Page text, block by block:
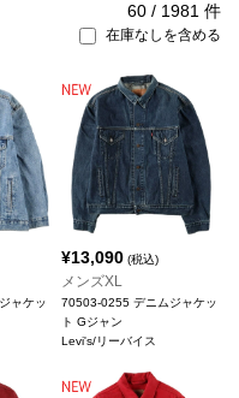
60 / 1981 件
在庫なしを含める
ャケッ
¥13,090 (税込)
メンズXL
70503-0255 デニムジャケッ
ト Gジャン
Levi's/リーバイス